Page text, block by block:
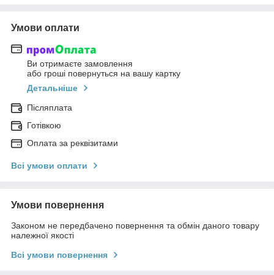
Умови оплати
Ви отримаєте замовлення
або гроші повернуться на вашу картку
Детальніше
Післяплата
Готівкою
Оплата за реквізитами
Всі умови оплати
Умови повернення
Законом не передбачено повернення та обмін даного товару
належної якості
Всі умови повернення